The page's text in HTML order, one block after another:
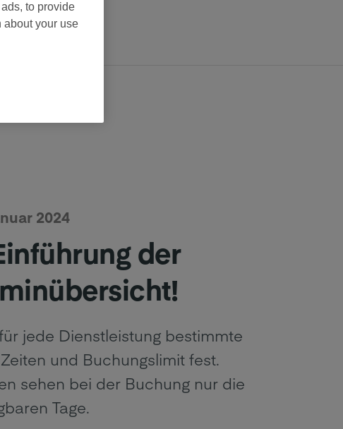
2024
der
jede Dienstleistung bestimmte
und Buchungslimit fest.
sehen bei der Buchung nur die
Tage.
to provide
about your use